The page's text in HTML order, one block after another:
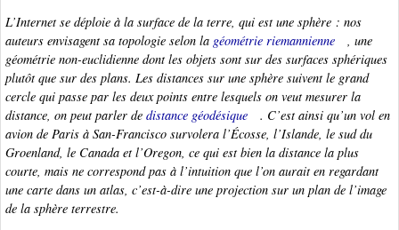
L’Internet se déploie à la surface de la terre, qui est une sphère : nos
auteurs envisagent sa topologie selon la géométrie riemannienne
, une
géométrie non-euclidienne dont les objets sont sur des surfaces sphériques
plutôt que sur des plans. Les distances sur une sphère suivent le grand
cercle qui passe par les deux points entre lesquels on veut mesurer la
distance, on peut parler de distance géodésique
. C’est ainsi qu’un vol en
avion de Paris à San-Francisco survolera l’Écosse, l’Islande, le sud du
Groenland, le Canada et l’Oregon, ce qui est bien la distance la plus
courte, mais ne correspond pas à l’intuition que l’on aurait en regardant
une carte dans un atlas, c’est-à-dire une projection sur un plan de l’image
de la sphère terrestre.